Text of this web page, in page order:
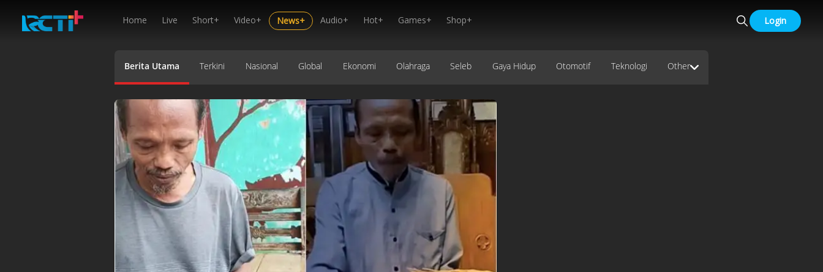
Home Live Short+ Video+ News+ Audio+ Hot+ Games+ Shop+ Login
Berita Utama Terkini Nasional Global Ekonomi Olahraga Seleb Gaya Hidup Otomotif Teknologi Other